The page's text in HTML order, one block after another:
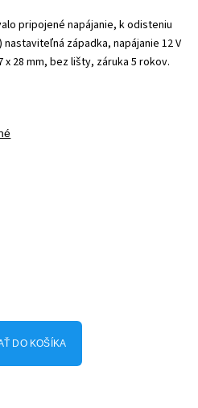
pripojené napájanie, k odisteniu
západka, napájanie 12 V
x 28 mm, bez lišty, záruka 5 rokov.
DO KOŠÍKA